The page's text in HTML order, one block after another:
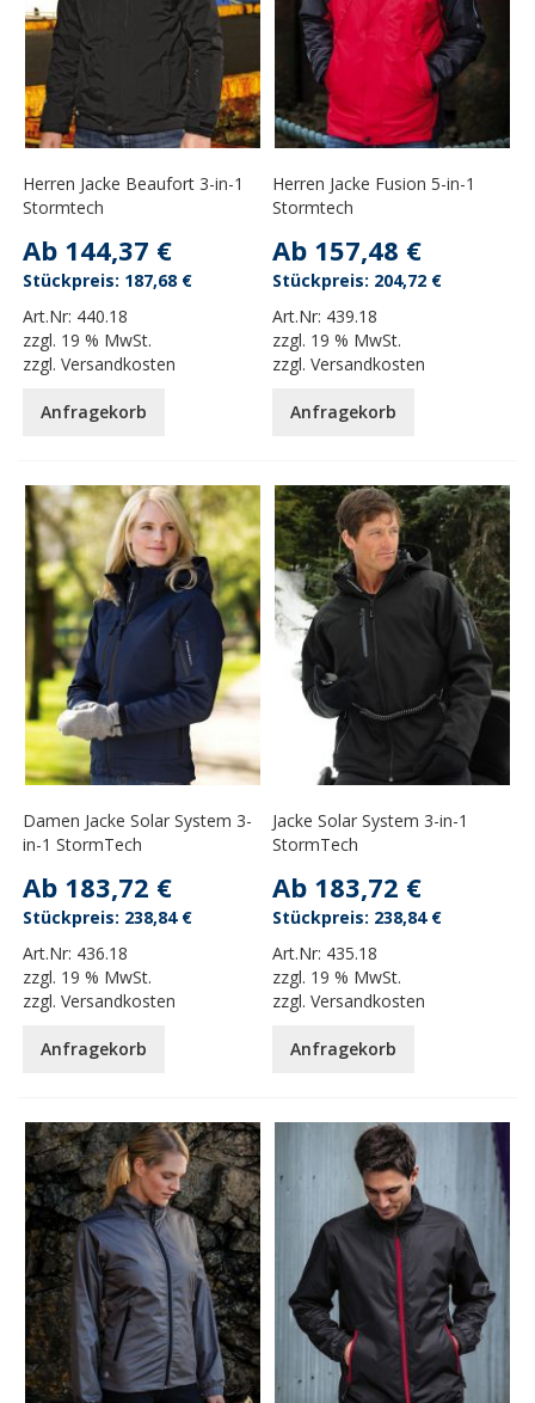
Herren Jacke Beaufort 3-in-1
Stormtech
Ab 144,37 €
Art.Nr: 440.18
zzgl. 19 % MwSt.
zzgl.Versandkosten
187,68 €
Anfragekorb
Herren Jacke Fusion 5-in-1
Stormtech
Ab 157,48 €
Art.Nr: 439.18
zzgl. 19 % MwSt.
zzgl.Versandkosten
204,72 €
Anfragekorb
Damen Jacke Solar System 3-
in-1 StormTech
Ab 183,72 €
Art.Nr: 436.18
zzgl. 19 % MwSt.
zzgl.Versandkosten
238,84 €
Anfragekorb
Jacke Solar System 3-in-1
StormTech
Ab 183,72 €
Art.Nr: 435.18
zzgl. 19 % MwSt.
zzgl.Versandkosten
238,84 €
Anfragekorb